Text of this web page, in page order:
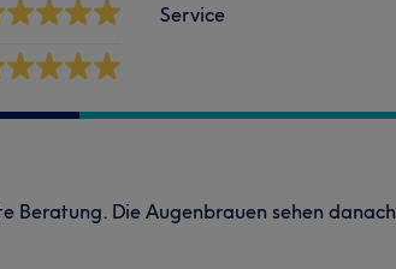
Service
Beratung. Die Augenbrauen sehen danach